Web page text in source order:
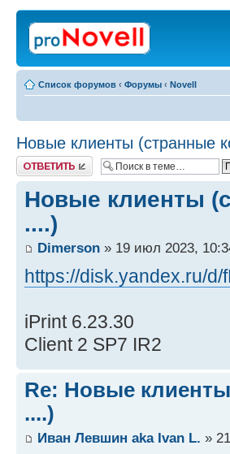
Список форумов ‹ Форумы ‹ Novell
Новые клиенты (странные
Ответить
Новые клиенты
....)
Dimerson » 19 июл 2023,
https://disk.yandex.ru/
iPrint 6.23.30
Client 2 SP7 IR2
Re: Новые
....)
Иван Левшин aka Ivan L. »